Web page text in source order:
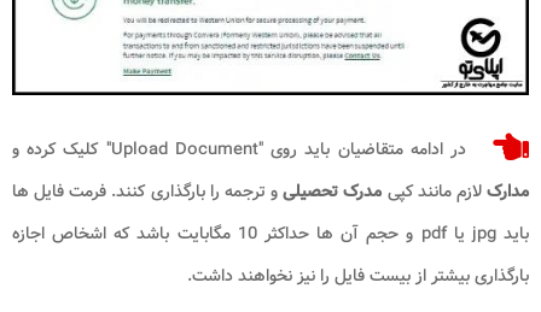
در ادامه متقاضیان باید روی "Upload Document" کلیک کرده و
مدارکلازم مانند کپی مدرک تحصیلیو ترجمه را بارگذاری کنند. فرمت فایل ها
باید jpg یا pdf و حجم آن ها حداکثر 10 مگابایت باشد که اشخاص اجازه
بارگذاری بیشتر از بیست فایل را نیز نخواهند داشت.